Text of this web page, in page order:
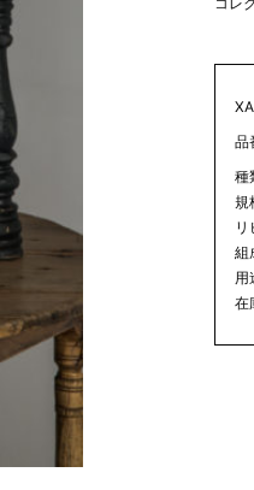
品
種
規
組
用
在